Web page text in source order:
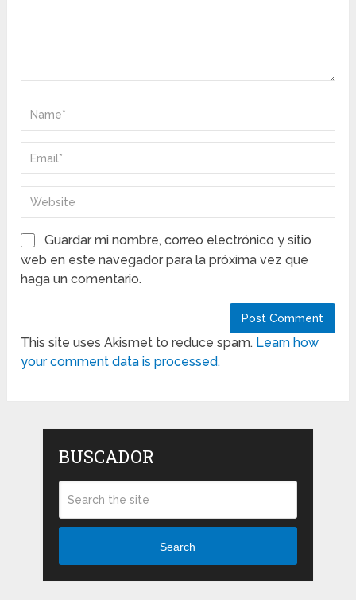
Guardar mi nombre, correo electrónico y sitio
web en este navegador para la próxima vez que
haga un comentario.
This site uses Akismet to reduce spam. Learn how
your comment data is processed.
BUSCADOR
Search